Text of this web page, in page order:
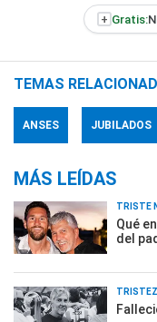
+ Gratis:
TEMAS
ANSES JUBILADOS
MÁS LEÍDAS
TRISTE
Qué
del